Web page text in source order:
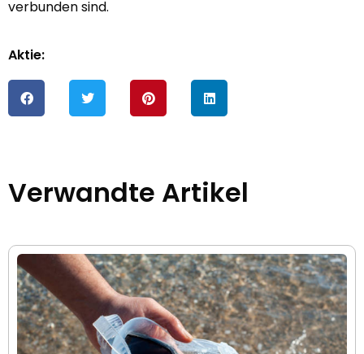
verbunden sind.
Aktie:
Verwandte Artikel